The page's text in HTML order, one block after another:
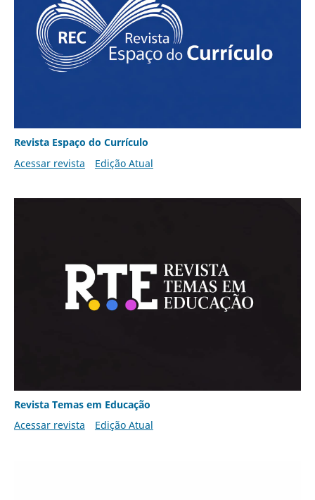
Revista Espaço do Currículo
Acessar revista
Edição Atual
Revista Temas em Educação
Acessar revista
Edição Atual